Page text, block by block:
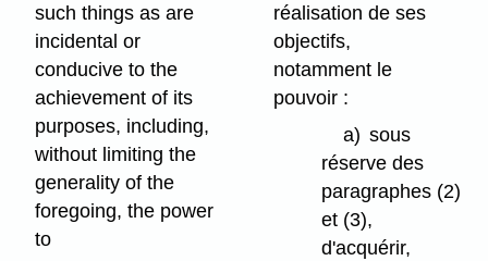
such things as are
incidental or
conducive to the
achievement of its
purposes, including,
without limiting the
generality of the
foregoing, the power
to
réalisation de ses
objectifs,
notamment le
pouvoir :
a) sous
réserve des
paragraphes (2)
et (3),
d'acquérir,